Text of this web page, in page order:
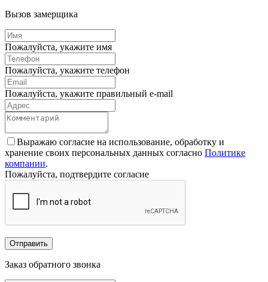
Вызов замерщика
Пожалуйста, укажите имя
Пожалуйста, укажите телефон
Пожалуйста, укажите правильный e-mail
Выражаю согласие на использование, обработку и
хранение своих персональных данных согласно Политике
компании.
Пожалуйста, подтвердите согласие
Отправить
Заказ обратного звонка